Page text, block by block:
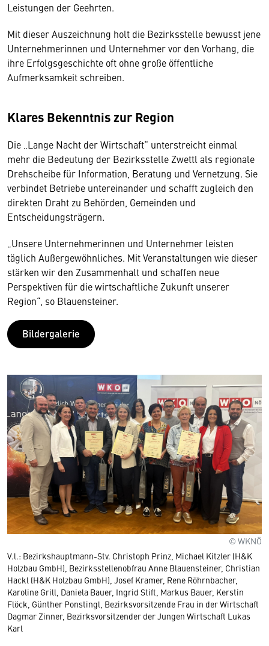
Leistungen der Geehrten.
Mit dieser Auszeichnung holt die Bezirksstelle bewusst jene
Unternehmerinnen und Unternehmer vor den Vorhang, die
ihre Erfolgsgeschichte oft ohne große öffentliche
Aufmerksamkeit schreiben.
Klares Bekenntnis zur Region
Die „Lange Nacht der Wirtschaft“ unterstreicht einmal
mehr die Bedeutung der Bezirksstelle Zwettl als regionale
Drehscheibe für Information, Beratung und Vernetzung. Sie
verbindet Betriebe untereinander und schafft zugleich den
direkten Draht zu Behörden, Gemeinden und
Entscheidungsträgern.
„Unsere Unternehmerinnen und Unternehmer leisten
täglich Außergewöhnliches. Mit Veranstaltungen wie dieser
stärken wir den Zusammenhalt und schaffen neue
Perspektiven für die wirtschaftliche Zukunft unserer
Region“, so Blauensteiner.
Bildergalerie
© WKNÖ
V.l.: Bezirkshauptmann-Stv. Christoph Prinz, Michael Kitzler (H&K
Holzbau GmbH), Bezirksstellenobfrau Anne Blauensteiner, Christian
Hackl (H&K Holzbau GmbH), Josef Kramer, Rene Röhrnbacher,
Karoline Grill, Daniela Bauer, Ingrid Stift, Markus Bauer, Kerstin
Flöck, Günther Ponstingl, Bezirksvorsitzende Frau in der Wirtschaft
Dagmar Zinner, Bezirksvorsitzender der Jungen Wirtschaft Lukas
Karl